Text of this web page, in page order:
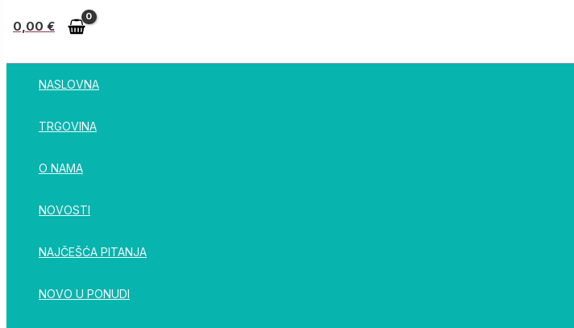
0,00 €
NASLOVNA
TRGOVINA
O NAMA
NOVOSTI
NAJČEŠĆA PITANJA
NOVO U PONUDI